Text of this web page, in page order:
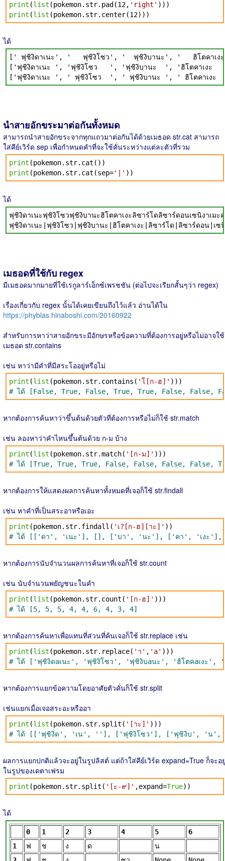
print (list (pokemon.str.pad(12, 'right' )))
print (list (pokemon.str.center(12)))
ได้
[' ฟุชิงิดาเนะ', ' ฟุชิงิโซว', ' ฟุชิงิบานะ', ' ฮิโต
['ฟุชิงิดาเนะ ', 'ฟุชิงิโซว ', 'ฟุชิงิบานะ ', 'ฮิโต
['ฟุชิงิดาเนะ ', ' ฟุชิงิโซว ', ' ฟุชิงิบานะ ', ' ฮิโต
นำสายอักขระมาต่อกันทั้งหมด
สามารถนำสายอักขระจากทุกแถวมาต่อกันได้ด้วยเมธอด str.cat สามารถ
ใส่คีย์เวิร์ด sep เพื่อกำหนดคำที่จะใช้คั่นระหว่างแต่ละตัวที่รวม
print (pokemon.str.cat())
print (pokemon.str.cat(sep='|' ))
ได้
ฟุชิงิดาเนะฟุชิงิโซวฟุชิงิบานะฮิโตคาเงะลิซาร์โดลิซาร์ดอนเซนิงาเมะ
ฟุชิงิดาเนะ|ฟุชิงิโซว|ฟุชิงิบานะ|ฮิโตคาเงะ|ลิซาร์โด|ลิซาร์ดอน|เซ
เมธอดที่ใช้กับ regex
มีเมธอดมากมายที่ใช้เรกูลาร์เอ็กซ์เพรชชัน (ต่อไปจะเรียกสั้นๆว่า regex)
เรื่องเกี่ยวกับ regex นั้นได้เคยเขียนถึงไว้แล้ว อ่านได้ใน
https://phyblas.hinaboshi.com/20160922
สำหรับการหาว่าสายอักขระมีอักษรหรือข้อความที่ต้องการอยู่หรือไม่อาจใช้
เมธอด str.contains
เช่น หาว่ามีคำที่มีสระโออยู่หรือไม่
print (list (pokemon.str.contains( 'โ[ก-ฮ]' )))
# ได้ [False, True, False, True, True, False, False,
หากต้องการค้นหาว่าขึ้นต้นด้วยตัวที่ต้องการหรือไม่ก็ใช้ str.match
เช่น ลองหาว่าคำไหนขึ้นต้นด้วย ก-ม บ้าง
print (list (pokemon.str.match( '[ก-ม]' )))
# ได้ [True, True, True, False, False, False, False,
หากต้องการให้แสดงผลการค้นหาทั้งหมดที่เจอก็ใช้ str.findall
เช่น หาคำที่เป็นสระอาหรือเอะ
print (pokemon.str.findall( 'เ?[ก-ฮ][าะ]' ))
# ได้ [['ดา', 'เนะ'], [], ['บา', 'นะ'], ['คา', 'เงะ
หากต้องการนับจำนวนผลการค้นหาที่เจอก็ใช้ str.count
เช่น นับจำนวนพยัญชนะในคำ
print (list (pokemon.str.count( '[ก-ฮ]' )))
# ได้ [5, 5, 5, 4, 4, 6, 4, 3, 4]
หากต้องการค้นหาเพื่อแทนที่ส่วนที่ค้นเจอก็ใช้ str.replace เช่น
print (list (pokemon.str.replace( 'า' , 'a' )))
# ได้ ['ฟุชิงิดaเนะ', 'ฟุชิงิโซว', 'ฟุชิงิบaนะ', 'ฮิโตคaเงะ',
หากต้องการแยกข้อความโดยอาศัยตัวคั่นก็ใช้ str.split
เช่นแยกเมื่อเจอสระอะหรืออา
print (list (pokemon.str.split( '[าะ]' )))
# ได้ [['ฟุชิงิด', 'เน', ''], ['ฟุชิงิโซว'], ['ฟุชิงิบ', '
ผลการแยกปกติแล้วจะอยู่ในรูปลิสต์ แต่ถ้าใส่คีย์เวิร์ด expand=True ก็จะอ
ในรูปของเดตาเฟรม
print (pokemon.str.split( '[ะ-๙]' ,expand=True))
ได้
0 1 2 3 4 5
6
1
ฟ ช ง ด
น